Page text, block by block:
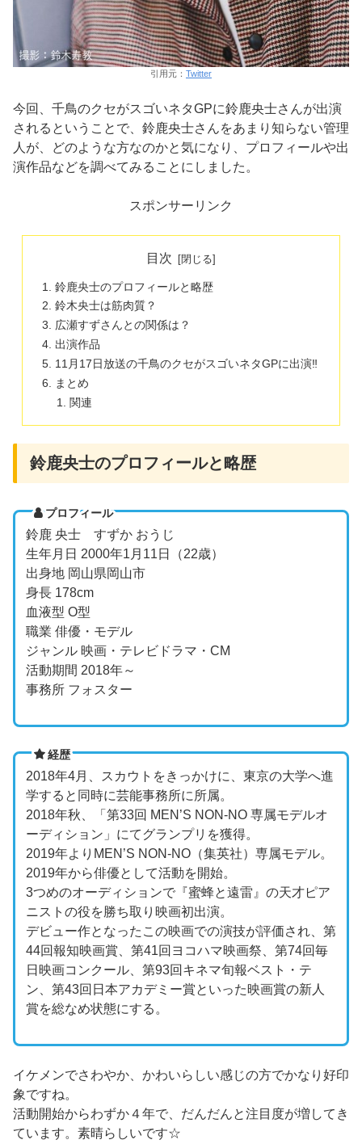
引用元： Twitter
今回、千鳥のクセがスゴいネタGPに鈴鹿央士さんが出演
されるということで、鈴鹿央士さんをあまり知らない管理
人が、どのような方なのかと気になり、プロフィールや出
演作品などを調べてみることにしました。
スポンサーリンク
目次
鈴鹿央士のプロフィールと略歴
鈴木央士は筋肉質？
広瀬すずさんとの関係は？
出演作品
11月17日放送の千鳥のクセがスゴいネタGPに出演‼
まとめ
関連
鈴鹿央士のプロフィールと略歴
プロフィール
鈴鹿 央士 すずか おうじ
生年月日 2000年1月11日（22歳）
出身地 岡山県岡山市
身長 178cm
血液型 O型
職業 俳優・モデル
ジャンル 映画・テレビドラマ・CM
活動期間 2018年～
事務所 フォスター
経歴
2018年4月、スカウトをきっかけに、東京の大学へ進
学すると同時に芸能事務所に所属。
2018年秋、「第33回 MEN’S NON-NO 専属モデルオ
ーディション」にてグランプリを獲得。
2019年よりMEN’S NON-NO（集英社）専属モデル。
2019年から俳優として活動を開始。
3つめのオーディションで『蜜蜂と遠雷』の天才ピア
ニストの役を勝ち取り映画初出演。
デビュー作となったこの映画での演技が評価され、第
44回報知映画賞、第41回ヨコハマ映画祭、第74回毎
日映画コンクール、第93回キネマ旬報ベスト・テ
ン、第43回日本アカデミー賞といった映画賞の新人
賞を総なめ状態にする。
イケメンでさわやか、かわいらしい感じの方でかなり好印
象ですね。
活動開始からわずか４年で、だんだんと注目度が増してき
ています。素晴らしいです☆